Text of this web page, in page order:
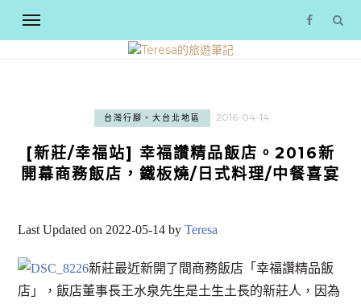
台灣行腳。大台北地區 2016-04-14
[新莊/幸福站] 幸福讚精品飯店。2016新
開幕商務飯店，鐵板燒/日式料理/中餐喜宴
Last Updated on 2022-05-14 byTeresa
新莊最近新開了間商務飯店「幸福讚精品飯
店」，飯店董事長王水泉先生是土生土長的新莊人，因為